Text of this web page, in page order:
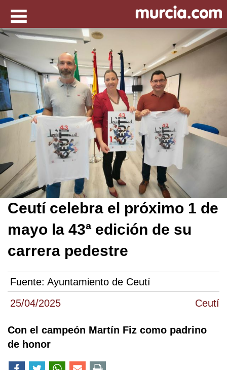
25/04/2025 Ceutí
Ceutí celebra el próximo 1 de
mayo la 43ª edición de su
carrera pedestre
Fuente: Ayuntamiento de Ceutí
Con el campeón Martín Fiz como padrino
de honor